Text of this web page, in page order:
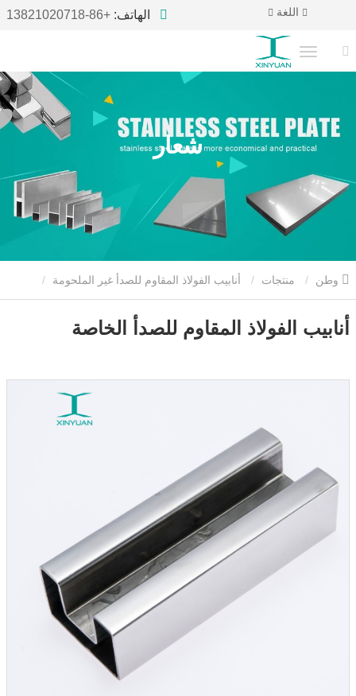
الهاتف: +86-13821020718 اللغة
شعار
منتجات أنابيب الفولاذ المقاوم للصدأ غير الملحومة
أنابيب الفولاذ المقاوم للصدأ الخاصة
أنابيب الفولاذ المقاوم للصدأ الخاصة